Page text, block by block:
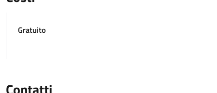
Gratuito